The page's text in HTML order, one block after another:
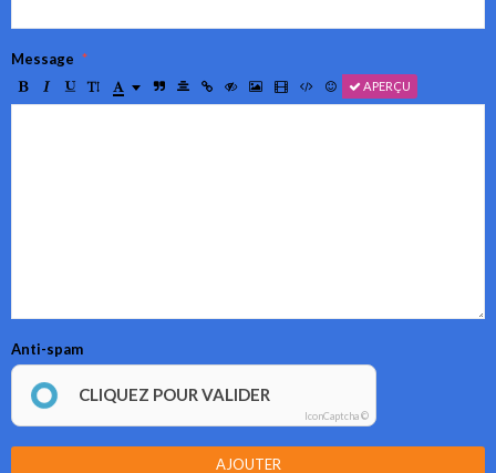
Message
APERÇU
Anti-spam
CLIQUEZ POUR VALIDER
IconCaptcha ©
AJOUTER